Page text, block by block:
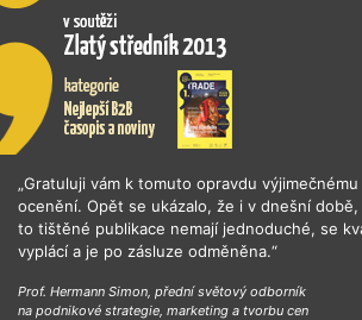
„Gratuluji vám k tomuto opravdu výjimečnému
ocenění. Opět se ukázalo, že i v dnešní době,
to tištěné publikace nemají jednoduché, se
vyplácí a je po zásluze odměněna.“
Prof. Hermann Simon, přední světový odborník
na podnikové strategie, marketing a tvorbu cen